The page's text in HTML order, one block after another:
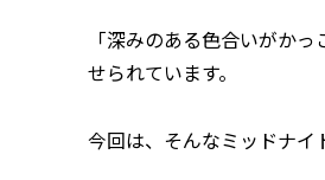
「深みのある色合いがか
せられています。
今回は、そんなミッドナイ